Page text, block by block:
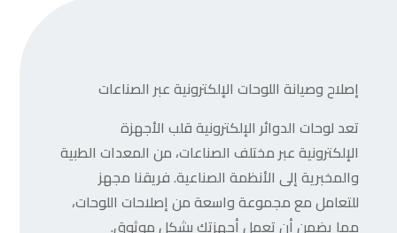
إصلاح وصيانة اللوحات الإلكترونية عبر الصناعات
تعد لوحات الدوائر الإلكترونية قلب الأجهزة
الإلكترونية عبر مختلف الصناعات، من المعدات الطبية
والمخبرية إلى الأنظمة الصناعية. فريقنا مجهز
للتعامل مع مجموعة واسعة من إصلاحات اللوحات،
مما يضمن أن تعمل أجهزتك بشكل موثوق.